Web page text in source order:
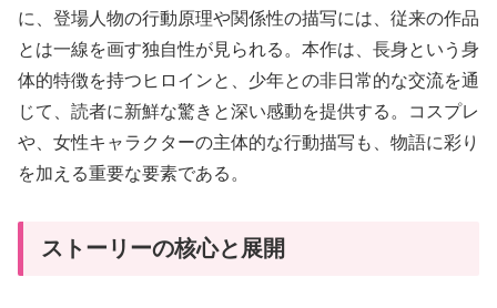
に、登場人物の行動原理や関係性の描写には、従来の作品
とは一線を画す独自性が見られる。本作は、長身という身
体的特徴を持つヒロインと、少年との非日常的な交流を通
じて、読者に新鮮な驚きと深い感動を提供する。コスプレ
や、女性キャラクターの主体的な行動描写も、物語に彩り
を加える重要な要素である。
ストーリーの核心と展開